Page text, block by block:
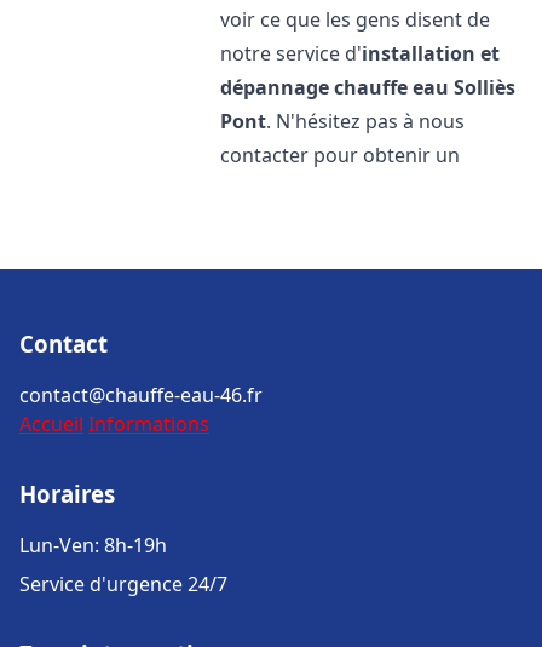
voir ce que les gens disent de
notre service d'installation et
dépannage chauffe eau Solliès
Pont. N'hésitez pas à nous
contacter pour obtenir un
Contact
contact@chauffe-eau-46.fr
Accueil Informations
Horaires
Lun-Ven: 8h-19h
Service d'urgence 24/7